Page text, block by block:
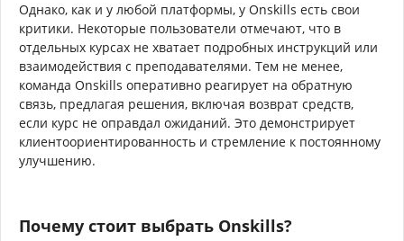
Однако, как и у любой платформы, у Onskills есть свои
критики. Некоторые пользователи отмечают, что в
отдельных курсах не хватает подробных инструкций или
взаимодействия с преподавателями. Тем не менее,
команда Onskills оперативно реагирует на обратную
связь, предлагая решения, включая возврат средств,
если курс не оправдал ожиданий. Это демонстрирует
клиентоориентированность и стремление к постоянному
улучшению.
Почему стоит выбрать Onskills?